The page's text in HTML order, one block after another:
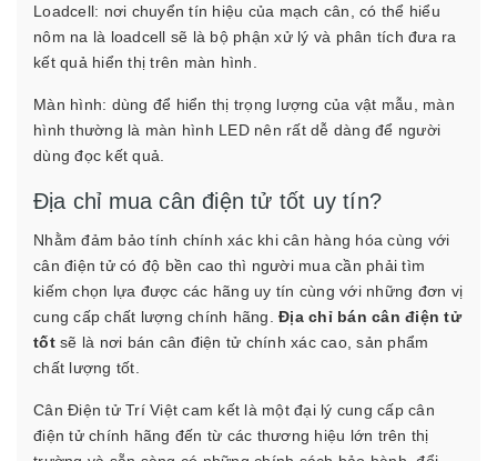
Loadcell: nơi chuyển tín hiệu của mạch cân, có thể hiểu
nôm na là loadcell sẽ là bộ phận xử lý và phân tích đưa ra
kết quả hiển thị trên màn hình.
Màn hình: dùng để hiển thị trọng lượng của vật mẫu, màn
hình thường là màn hình LED nên rất dễ dàng để người
dùng đọc kết quả.
Địa chỉ mua cân điện tử tốt uy tín?
Nhằm đảm bảo tính chính xác khi cân hàng hóa cùng với
cân điện tử có độ bền cao thì người mua cần phải tìm
kiếm chọn lựa được các hãng uy tín cùng với những đơn vị
cung cấp chất lượng chính hãng. Địa chỉ bán cân điện tử
tốt sẽ là nơi bán cân điện tử chính xác cao, sản phẩm
chất lượng tốt.
Cân Điện tử Trí Việt cam kết là một đại lý cung cấp cân
điện tử chính hãng đến từ các thương hiệu lớn trên thị